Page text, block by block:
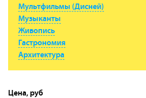
Мультфильмы (Дисней)
Музыканты
Живопись
Гастрономия
Архитектура
Цена, руб